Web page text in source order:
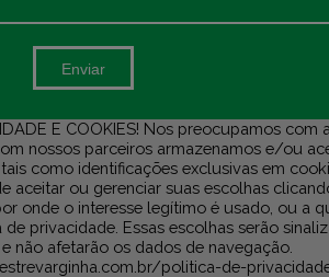
Enviar
E COOKIES! Nos preocupamos com
nossos parceiros armazenamos e/ou
como identificações exclusivas em
aceitar ou gerenciar suas escolhas
onde o interesse legítimo é usado, ou a
privacidade. Essas escolhas serão
não afetarão os dados de navegação.
politica-de-